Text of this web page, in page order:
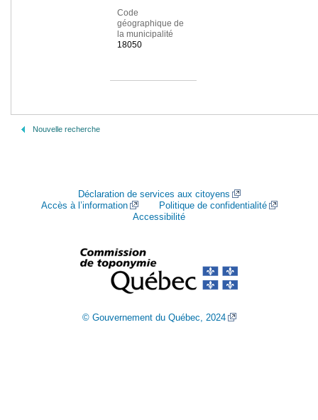
Code
géographique de
la municipalité
18050
Nouvelle recherche
Déclaration de services aux citoyens
Accès à l’information
Politique de confidentialité
Accessibilité
© Gouvernement du Québec, 2024